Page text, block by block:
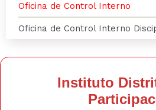
Oficina de Control Interno
Oficina de Control Interno
Instituto